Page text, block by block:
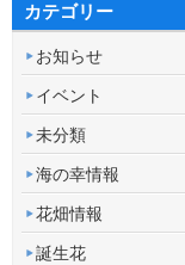
カテゴリー
お知らせ
イベント
未分類
海の幸情報
花畑情報
誕生花